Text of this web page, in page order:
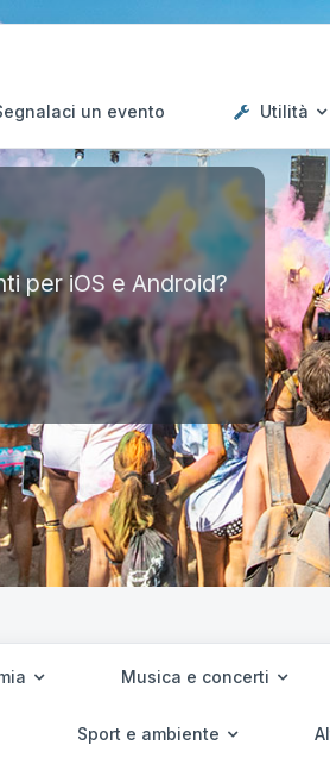
un evento Utilità
per iOS e Android?
Musica e concerti
Sport e ambiente